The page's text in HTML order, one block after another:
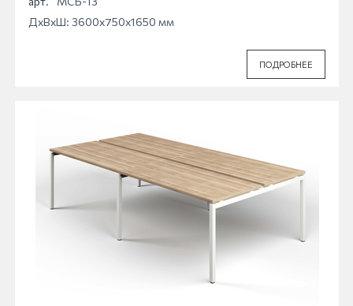
ДхВхШ: 3600x750x1650 мм
ПОДРОБНЕЕ